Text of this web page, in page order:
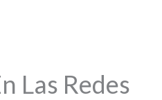
Las Redes